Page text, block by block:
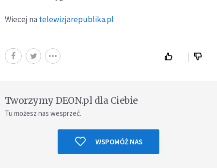
Wiecej na telewizjarepublika.pl
Tworzymy DEON.pl dla Ciebie
Tu możesz nas wesprzeć.
WSPOMÓŻ NAS